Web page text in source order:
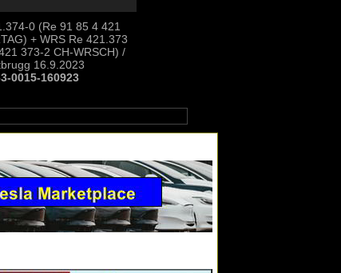
0 (Re 91 85 4 421
+ WRS Re 421.373
373-2 CH-WRSCH) /
16.9.2023
0015-160923